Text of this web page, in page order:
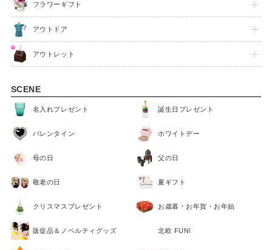
フラワーギフト
アウトドア
アウトレット
SCENE
名入れプレゼント 誕生日プレゼント
バレンタイン ホワイトデー
母の日 父の日
敬老の日 夏ギフト
クリスマスプレゼント お歳暮・お年賀・お年始
販促品＆ノベルティグッズ 北欧 FUN!